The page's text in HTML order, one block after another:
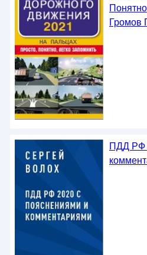
Громов
ПДД РФ